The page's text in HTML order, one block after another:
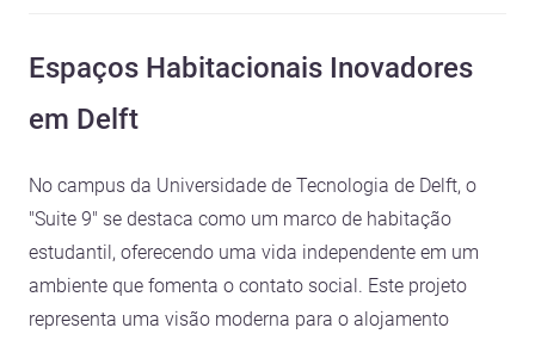
Espaços Habitacionais Inovadores
em Delft
No campus da Universidade de Tecnologia de Delft, o
"Suite 9" se destaca como um marco de habitação
estudantil, oferecendo uma vida independente em um
ambiente que fomenta o contato social. Este projeto
representa uma visão moderna para o alojamento